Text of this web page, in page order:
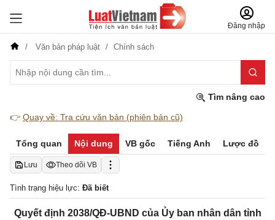
Đăng nhập
Văn bản pháp luật Chính sách
Tìm nâng cao
👉 Quay về: Tra cứu văn bản (phiên bản cũ)
Tổng quan Nội dung VB gốc Tiếng Anh Lược đồ
Lưu Theo dõi VB
Tình trạng hiệu lực: Đã biết
Quyết định 2038/QĐ-UBND của Ủy ban nhân dân tỉnh